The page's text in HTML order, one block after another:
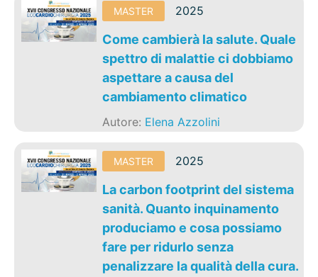
MASTER 2025
Come cambierà la salute. Quale
spettro di malattie ci dobbiamo
aspettare a causa del
cambiamento climatico
Autore: Elena Azzolini
MASTER 2025
La carbon footprint del sistema
sanità. Quanto inquinamento
produciamo e cosa possiamo
fare per ridurlo senza
penalizzare la qualità della cura.